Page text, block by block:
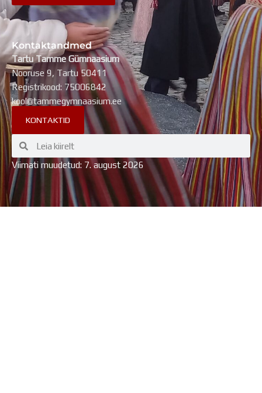
Kontaktandmed
Tartu Tamme Gümnaasium
Nooruse 9, Tartu 50411
Registrikood: 75006842
kool@tammegymnaasium.ee
KONTAKTID
Search
Viimati muudetud: 7. august 2026